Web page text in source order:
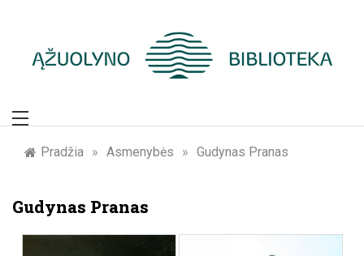
Žymūs Kauno
žmonės: atminimo
įamžinimas
Pradžia » Asmenybės » Gudynas Pranas
Gudynas Pranas